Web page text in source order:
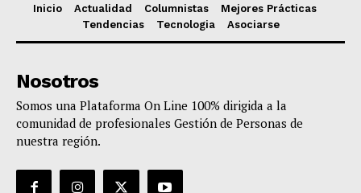
Inicio Actualidad Columnistas
Mejores Prácticas
Tendencias
Tecnologia Asociarse
Nosotros
Somos una Plataforma On Line 100% dirigida a la
comunidad de profesionales Gestión de Personas de
nuestra región.